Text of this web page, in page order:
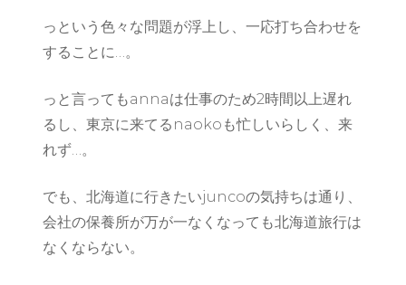
っという色々な問題が浮上し、一応打ち合わせを
することに…。
っと言ってもannaは仕事のため2時間以上遅れ
るし、東京に来てるnaokoも忙しいらしく、来
れず…。
でも、北海道に行きたいjuncoの気持ちは通り、
会社の保養所が万が一なくなっても北海道旅行は
なくならない。